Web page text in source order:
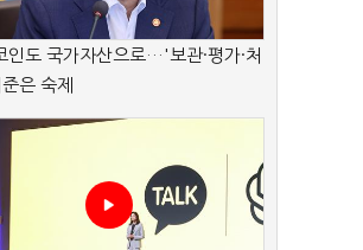
인도 국가자산으로…'보관·평가·처
은 숙제